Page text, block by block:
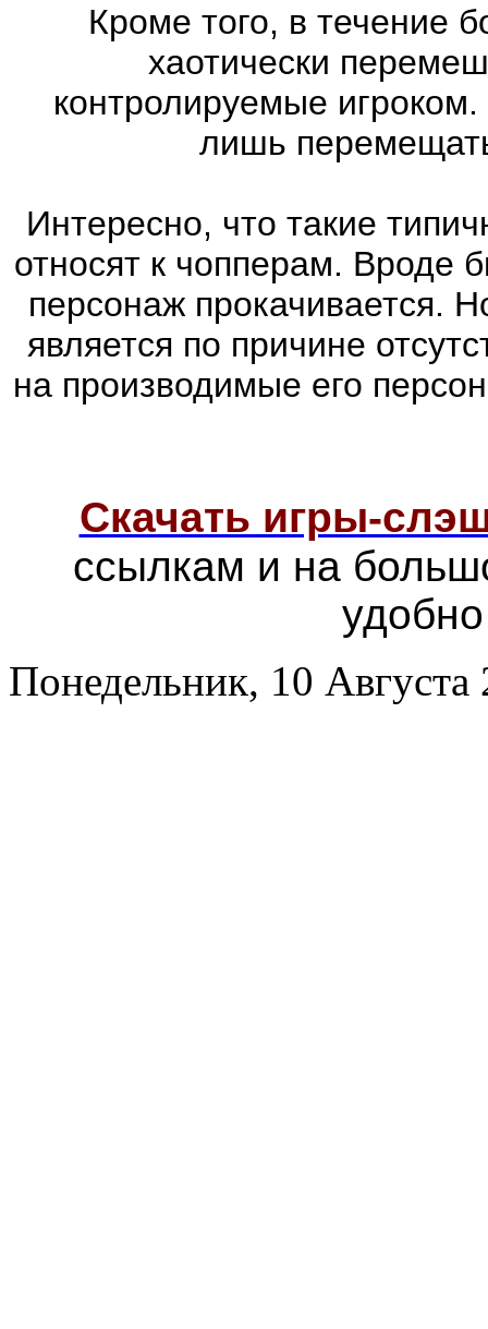
Кроме того, в течение
хаотически
контролируемые
лишь
Интересно, что такие
относят к чопперам. Вроде
персонаж прокачивается.
является по причине
на производимые его
Скачать игры-
ссылкам и на
Понедельник, 10 Августа